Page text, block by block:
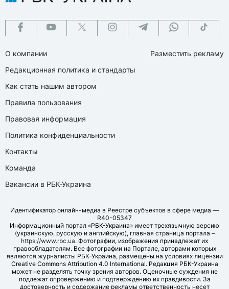
О компании
Редакционная политика и стандарты
Как стать нашим автором
Правила пользования
Правовая информация
Политика конфиденциальности
Контакты
Команда
Вакансии в РБК-Украина
Разместить рекламу
Идентификатор онлайн-медиа в Реестре субъектов в сфере медиа —
R40-05347
Информационный портал «РБК-Украина» имеет трехязычную версию
(украинскую, русскую и английскую), главная страница портала –
https://www.rbc.ua. Фотографии, изображения принадлежат их
правообладателям. Все фотографии на Портале, авторами которых
являются журналисты РБК-Украина, размещены на условиях лицензии
Creative Commons Attribution 4.0 International. Редакция РБК-Украина
может не разделять точку зрения авторов. Оценочные суждения не
подлежат опровержению и подтверждению их правдивости. За
достоверность и содержание рекламы ответственность несет